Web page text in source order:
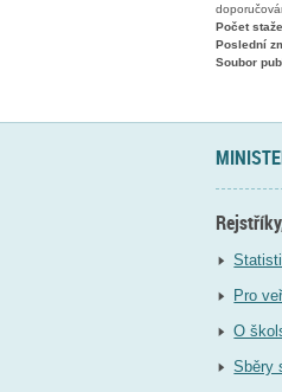
Počet
Poslední
Soubor
Pro
O
Sběry